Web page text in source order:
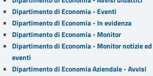
Dipartimento di Economia - Eventi
Dipartimento di Economia - In evidenza
Dipartimento di Economia - Monitor
Dipartimento di Economia - Monitor notizie ed
eventi
Dipartimento di Economia Aziendale - Avvisi